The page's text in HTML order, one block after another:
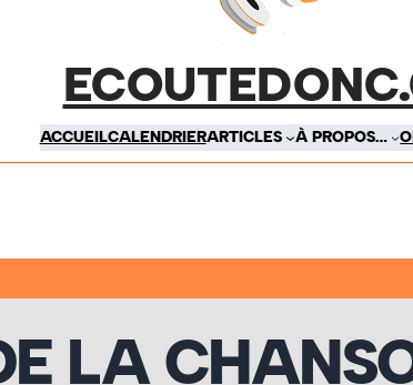
ACCUEILCALENDRIERARTICLES À PROPOS…
LA